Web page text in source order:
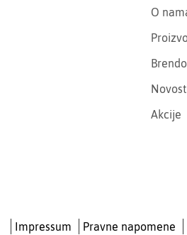
O
Akcije
Impressum Pravne napomene